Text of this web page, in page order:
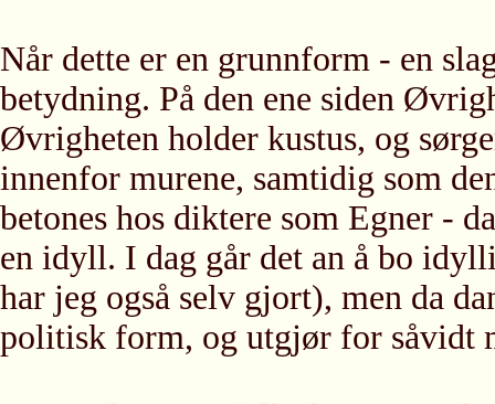
Når dette er en grunnform - en
betydning. På den ene siden
Øvrigheten holder kustus, og
innenfor murene, samtidig som
betones hos diktere som Egner -
en idyll. I dag går det an å bo
har jeg også selv gjort), men da
politisk form, og utgjør for såvidt